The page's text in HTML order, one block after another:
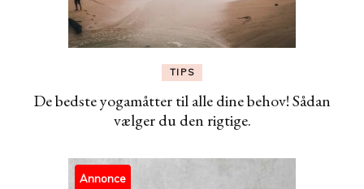
TIPS
De bedste yogamåtter til alle dine behov! Sådan
vælger du den rigtige.
Annonce